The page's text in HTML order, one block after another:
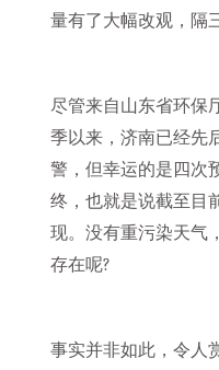
量有了大幅改观，隔
尽管来自山东省环保
季以来，济南已经先
警，但幸运的是四次
终，也就是说截至目
现。没有重污染天气
存在呢?
事实并非如此，令人